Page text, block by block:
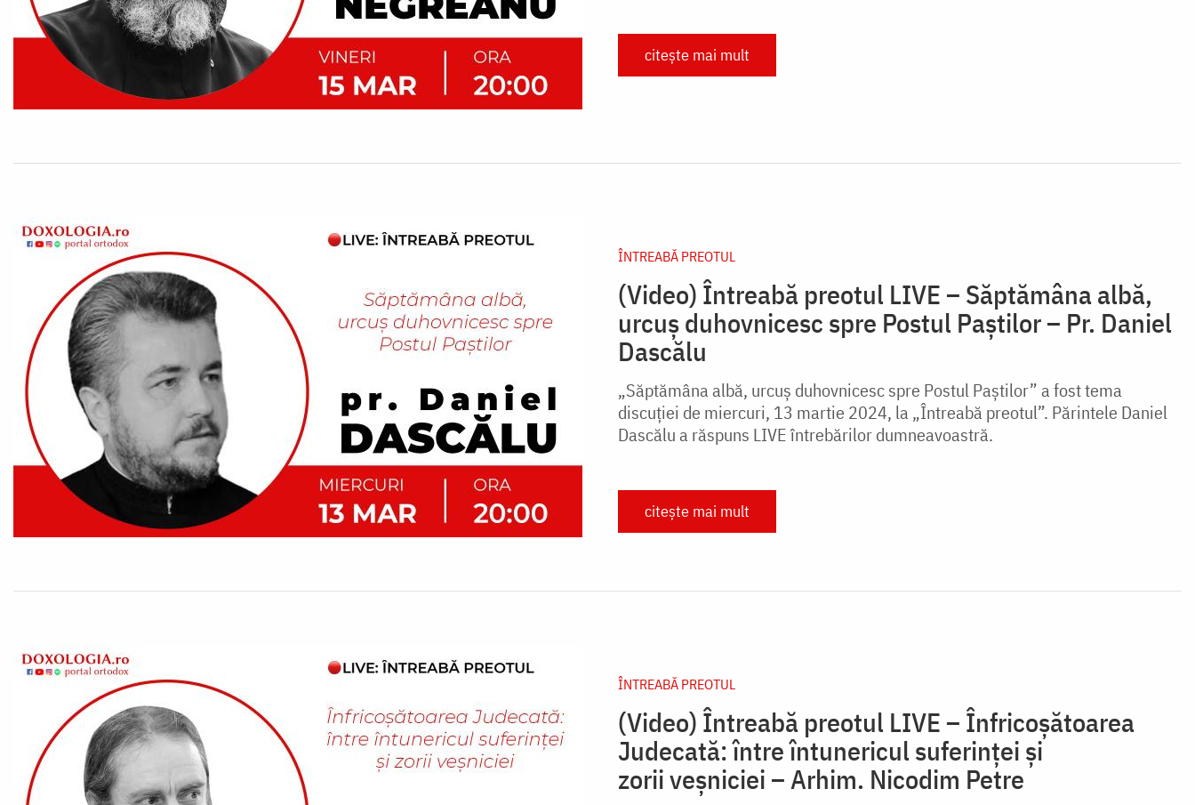
citește mai mult
ÎNTREABĂ PREOTUL
(Video) Întreabă preotul LIVE – Săptămâna albă,
urcuș duhovnicesc spre Postul Paștilor – Pr. Daniel
Dascălu
„Săptămâna albă, urcuș duhovnicesc spre Postul Paștilor” a fost tema
discuției de miercuri, 13 martie 2024, la „Întreabă preotul”. Părintele Daniel
Dascălu a răspuns LIVE întrebărilor dumneavoastră.
citește mai mult
ÎNTREABĂ PREOTUL
(Video) Întreabă preotul LIVE – Înfricoșătoarea
Judecată: între întunericul suferinței și
zorii veșniciei – Arhim. Nicodim Petre